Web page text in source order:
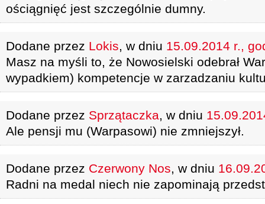
ościągnięć jest szczególnie dumny.
Dodane przez Lokis, w dniu 15.09.2014 r.,
Masz na myśli to, że Nowosielski odebrał
wypadkiem) kompetencje w zarzadzaniu
Dodane przez Sprzątaczka, w dniu
Ale pensji mu (Warpasowi) nie zmniejszył.
Dodane przez Czerwony Nos, w dniu
Radni na medal niech nie zapominają